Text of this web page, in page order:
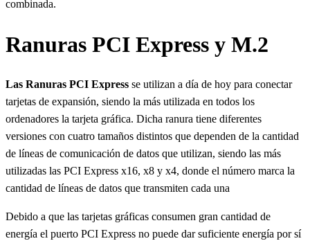
combinada.
Ranuras PCI Express y M.2
Las Ranuras PCI Express se utilizan a día de hoy para conectar
tarjetas de expansión, siendo la más utilizada en todos los
ordenadores la tarjeta gráfica. Dicha ranura tiene diferentes
versiones con cuatro tamaños distintos que dependen de la cantidad
de líneas de comunicación de datos que utilizan, siendo las más
utilizadas las PCI Express x16, x8 y x4, donde el número marca la
cantidad de líneas de datos que transmiten cada una
Debido a que las tarjetas gráficas consumen gran cantidad de
energía el puerto PCI Express no puede dar suficiente energía por sí